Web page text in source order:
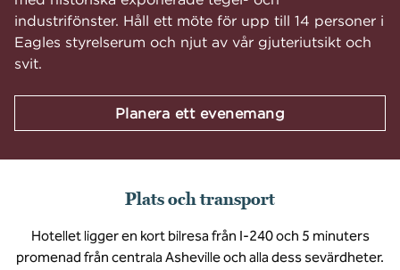
industrifönster. Håll ett möte för upp till 14 personer i
Eagles styrelserum och njut av vår gjuteriutsikt och
svit.
Planera ett evenemang
Plats och transport
Hotellet ligger en kort bilresa från I-240 och 5 minuters
promenad från centrala Asheville och alla dess sevärdheter.